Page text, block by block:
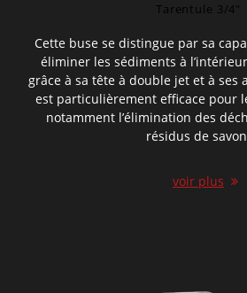
Tarentule 3/4″
Cette buse se distingue par sa
éliminer les sédiments à
grâce à sa tête à double jet et à ses
est particulièrement efficace pour
notamment l’élimination des
résidus de
voir plus